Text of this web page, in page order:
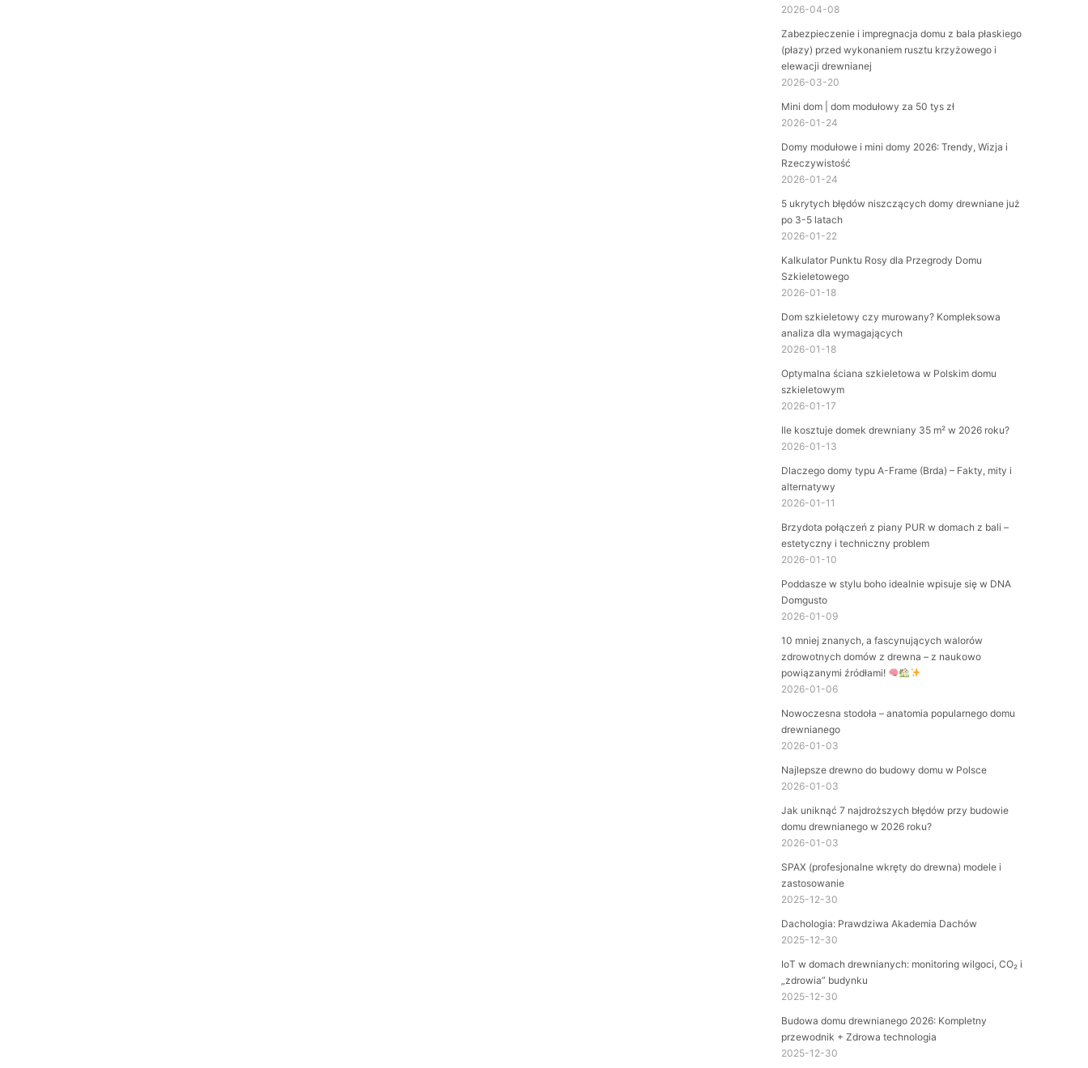
2026-04-08
Zabezpieczenie i impregnacja domu z bala płaskiego
(płazy) przed wykonaniem rusztu krzyżowego i
elewacji drewnianej
2026-03-20
Mini dom | dom modułowy za 50 tys zł
2026-01-24
Domy modułowe i mini domy 2026: Trendy, Wizja i
Rzeczywistość
2026-01-24
5 ukrytych błędów niszczących domy drewniane już
po 3-5 latach
2026-01-22
Kalkulator Punktu Rosy dla Przegrody Domu
Szkieletowego
2026-01-18
Dom szkieletowy czy murowany? Kompleksowa
analiza dla wymagających
2026-01-18
Optymalna ściana szkieletowa w Polskim domu
szkieletowym
2026-01-17
Ile kosztuje domek drewniany 35 m² w 2026 roku?
2026-01-13
Dlaczego domy typu A-Frame (Brda) – Fakty, mity i
alternatywy
2026-01-11
Brzydota połączeń z piany PUR w domach z bali –
estetyczny i techniczny problem
2026-01-10
Poddasze w stylu boho idealnie wpisuje się w DNA
Domgusto
2026-01-09
10 mniej znanych, a fascynujących walorów
zdrowotnych domów z drewna – z naukowo
powiązanymi źródłami!
2026-01-06
Nowoczesna stodoła – anatomia popularnego domu
drewnianego
2026-01-03
Najlepsze drewno do budowy domu w Polsce
2026-01-03
Jak uniknąć 7 najdroższych błędów przy budowie
domu drewnianego w 2026 roku?
2026-01-03
SPAX (profesjonalne wkręty do drewna) modele i
zastosowanie
2025-12-30
Dachologia: Prawdziwa Akademia Dachów
2025-12-30
IoT w domach drewnianych: monitoring wilgoci, CO₂ i
„zdrowia” budynku
2025-12-30
Budowa domu drewnianego 2026: Kompletny
przewodnik + Zdrowa technologia
2025-12-30